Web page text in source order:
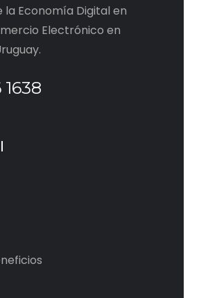
la Economía Digital en
Electrónico en